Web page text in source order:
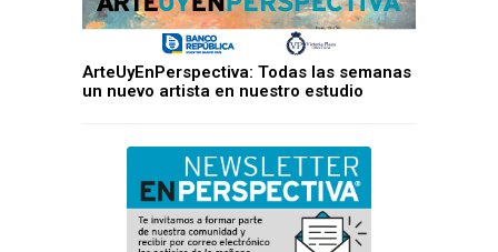
ArteUyEnPerspectiva: Todas las semanas
un nuevo artista en nuestro estudio